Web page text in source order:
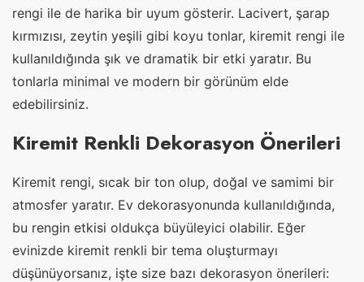
rengi ile de harika bir uyum gösterir. Lacivert, şarap
kırmızısı, zeytin yeşili gibi koyu tonlar, kiremit rengi ile
kullanıldığında şık ve dramatik bir etki yaratır. Bu
tonlarla minimal ve modern bir görünüm elde
edebilirsiniz.
Kiremit Renkli Dekorasyon Önerileri
Kiremit rengi, sıcak bir ton olup, doğal ve samimi bir
atmosfer yaratır. Ev dekorasyonunda kullanıldığında,
bu rengin etkisi oldukça büyüleyici olabilir. Eğer
evinizde kiremit renkli bir tema oluşturmayı
düşünüyorsanız, işte size bazı dekorasyon önerileri: